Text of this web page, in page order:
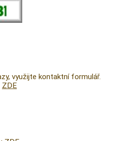
využijte kontaktní formulář.
ZDE